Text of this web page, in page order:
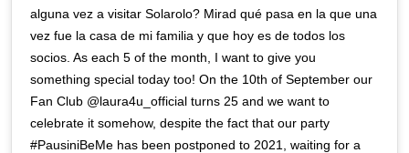
alguna vez a visitar Solarolo? Mirad qué pasa en la que una
vez fue la casa de mi familia y que hoy es de todos los
socios. As each 5 of the month, I want to give you
something special today too! On the 10th of September our
Fan Club @laura4u_official turns 25 and we want to
celebrate it somehow, despite the fact that our party
#PausiniBeMe has been postponed to 2021, waiting for a